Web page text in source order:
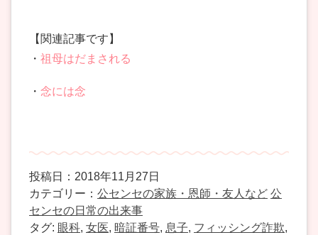
【関連記事です】
・ 祖母はだまされる
・ 念には念
投稿日：2018年11月27日
カテゴリー： 公センセの家族・恩師・友人など 公
センセの日常の出来事
タグ: 眼科, 女医, 暗証番号, 息子, フィッシング詐欺,